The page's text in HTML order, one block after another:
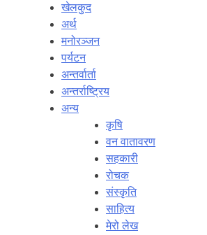
खेलकुद
अर्थ
मनोरञ्‍जन
पर्यटन
अन्तर्वार्ता
अन्तर्राष्‍ट्रिय
अन्य
कृषि
वन वातावरण
सहकारी
रोचक
संस्कृति
साहित्य
मेरो लेख